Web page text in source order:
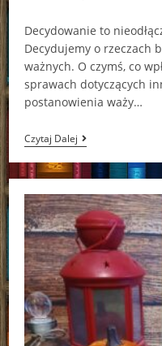
Decydowanie to
Decydujemy o rzeczach
ważnych. O czymś, co
sprawach dotyczących
postanowienia waży…
Czytaj DalejCzarodziejki
W.I.T.C.H.
Księga
10